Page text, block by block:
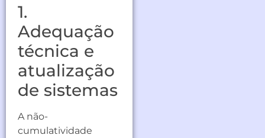
1.
Adequação
técnica e
atualização
de sistemas
A não-
cumulatividade